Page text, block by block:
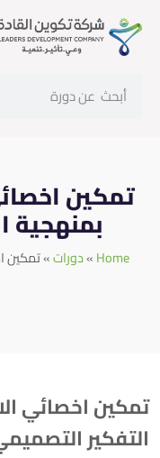
تمكين
بمنهجية
Home
»دورات»تمكين
تمكين اخصائي
التفكير